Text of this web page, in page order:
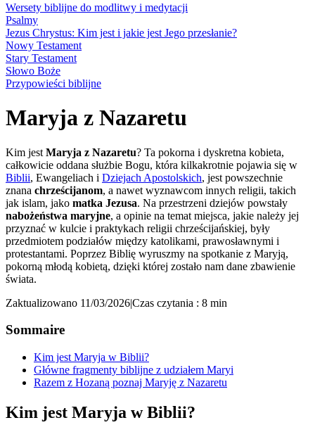
Wersety biblijne do modlitwy i medytacji
Psalmy
Jezus Chrystus: Kim jest i jakie jest Jego przesłanie?
Nowy Testament
Stary Testament
Słowo Boże
Przypowieści biblijne
Maryja z Nazaretu
Kim jest Maryja z Nazaretu? Ta pokorna i dyskretna kobieta,
całkowicie oddana służbie Bogu, która kilkakrotnie pojawia się w
Biblii, Ewangeliach i Dziejach Apostolskich, jest powszechnie
znana chrześcijanom, a nawet wyznawcom innych religii, takich
jak islam, jako matka Jezusa. Na przestrzeni dziejów powstały
nabożeństwa maryjne, a opinie na temat miejsca, jakie należy jej
przyznać w kulcie i praktykach religii chrześcijańskiej, były
przedmiotem podziałów między katolikami, prawosławnymi i
protestantami. Poprzez Biblię wyruszmy na spotkanie z Maryją,
pokorną młodą kobietą, dzięki której zostało nam dane zbawienie
świata.
Zaktualizowano 11/03/2026|Czas czytania : 8 min
Sommaire
Kim jest Maryja w Biblii?
Główne fragmenty biblijne z udziałem Maryi
Razem z Hozaną poznaj Maryję z Nazaretu
Kim jest Maryja w Biblii?